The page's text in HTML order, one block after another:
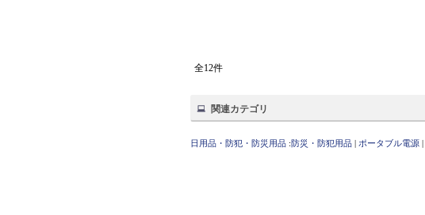
全12件
関連カテゴリ
日用品・防犯・防災用品 :防災・防犯用品 | ポータブル電源 |